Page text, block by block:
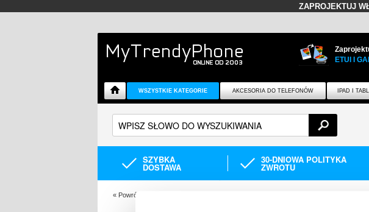
ZAPROJEKTUJ
ETUI I
WSZYSTKIE KATEGORIE AKCESORIA DO TELEFONÓW IPAD I
SZYBKA
DOSTAWA
30-DNIOWA POLITYKA
ZWROTU
« Powrót